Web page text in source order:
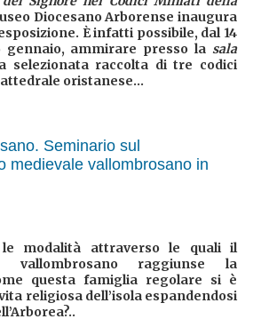
Diocesano Arborense inaugura
È infatti possibile, dal 14
gennaio, ammirare presso la sala
selezionata raccolta di tre codici
oristanese...
Seminario sul
medievale vallombrosano in
modalità attraverso le quali il
vallombrosano raggiunse la
questa famiglia regolare si è
religiosa dell’isola espandendosi